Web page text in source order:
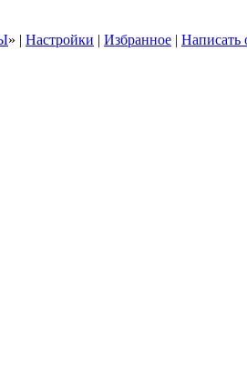
» | Настройки | Избранное | Написать